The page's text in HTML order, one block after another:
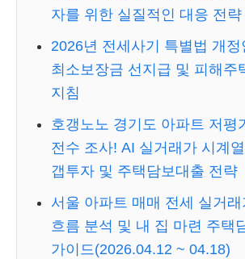
자를 위한 실질적인 대응 전략
2026년 전세사기 특별법 개
최소보장금 선지급 및 피해주
지침
호갱노노 경기도 아파트 저평
전수 조사! AI 실거래가 시계
갭투자 및 주택담보대출 전략
서울 아파트 매매 전세 실거
흐름 분석 및 내 집 마련 주택
가이드(2026.04.12 ~ 04.18)